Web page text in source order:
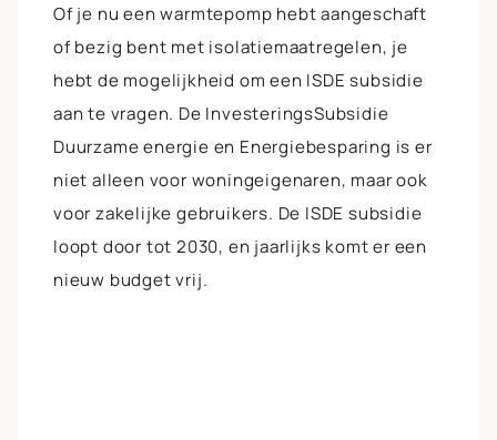
Of je nu een warmtepomp hebt aangeschaft
of bezig bent met isolatiemaatregelen, je
hebt de mogelijkheid om een ISDE subsidie
aan te vragen. De InvesteringsSubsidie
Duurzame energie en Energiebesparing is er
niet alleen voor woningeigenaren, maar ook
voor zakelijke gebruikers. De ISDE subsidie
loopt door tot 2030, en jaarlijks komt er een
nieuw budget vrij.